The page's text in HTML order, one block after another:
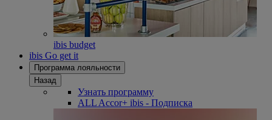
ibis budget
ibis Go get it
Программа лояльности
Назад
Узнать программу
ALL Accor+ ibis - Подписка